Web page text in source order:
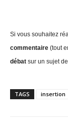
Si vous souhaitez
commentaire (tout
débat sur un sujet
TAGS insertion